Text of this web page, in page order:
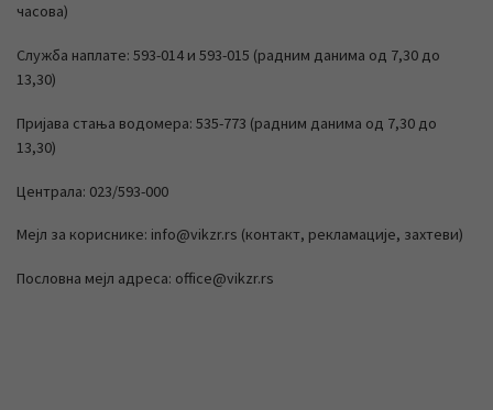
часова)
Служба наплате: 593-014 и 593-015 (радним данима од 7,30 до
13,30)
Пријава стања водомера: 535-773 (радним данима од 7,30 до
13,30)
Централа: 023/593-000
Мејл за кориснике: info@vikzr.rs (контакт, рекламације, захтеви)
Пословна мејл адреса: office@vikzr.rs